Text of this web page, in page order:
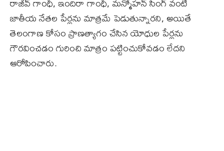
జాతీయ నేతల పేర్లను మాత్రమే పెడుతున్నారని, అయితే
తెలంగాణ కోసం ప్రాణత్యాగం చేసిన యోధుల పేర్లను
గౌరవించడం గురించి మాత్రం పట్టించుకోవడం లేదని
ఆరోపించారు.